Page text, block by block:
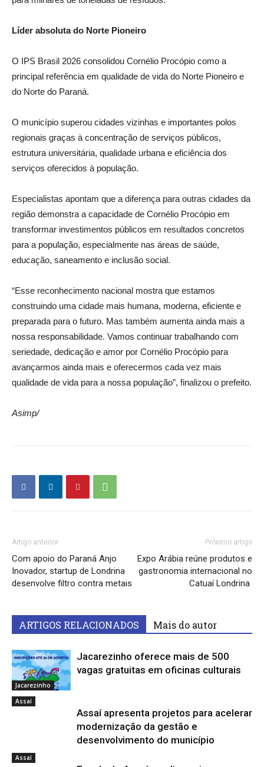
Líder absoluta do Norte Pioneiro
O IPS Brasil 2026 consolidou Cornélio Procópio como a
principal referência em qualidade de vida do Norte Pioneiro e
do Norte do Paraná.
O município superou cidades vizinhas e importantes polos
regionais graças à concentração de serviços públicos,
estrutura universitária, qualidade urbana e eficiência dos
serviços oferecidos à população.
Especialistas apontam que a diferença para outras cidades da
região demonstra a capacidade de Cornélio Procópio em
transformar investimentos públicos em resultados concretos
para a população, especialmente nas áreas de saúde,
educação, saneamento e inclusão social.
“Esse reconhecimento nacional mostra que estamos
construindo uma cidade mais humana, moderna, eficiente e
preparada para o futuro. Mas também aumenta ainda mais a
nossa responsabilidade. Vamos continuar trabalhando com
seriedade, dedicação e amor por Cornélio Procópio para
avançarmos ainda mais e oferecermos cada vez mais
qualidade de vida para a nossa população”, finalizou o prefeito.
Asimp/
Artigo anterior
Com apoio do Paraná Anjo
Inovador, startup de Londrina
desenvolve filtro contra metais
Próximo artigo
Expo Arábia reúne produtos e
gastronomia internacional no
Catuaí Londrina
ARTIGOS RELACIONADOS Mais do autor
Jacarezinho
Jacarezinho oferece mais de 500
vagas gratuitas em oficinas culturais
Assaí
Assaí apresenta projetos para acelerar
modernização da gestão e
desenvolvimento do município
Assaí